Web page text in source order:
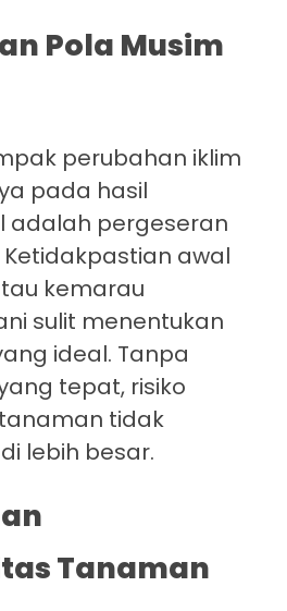
Pola Musim
perubahan iklim
pada hasil
adalah pergeseran
awal
kemarau
sulit menentukan
ideal. Tanpa
tepat, risiko
tidak
lebih besar.
Tanaman